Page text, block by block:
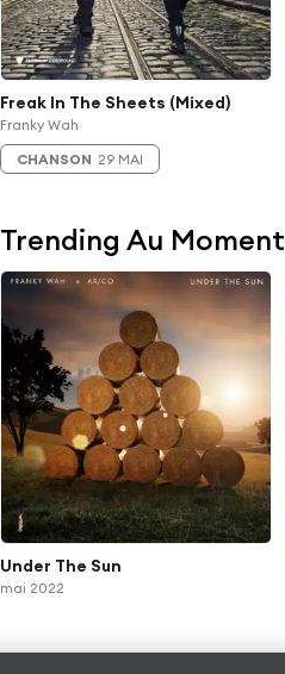
Freak In The Sheets (Mixed)
Franky Wah
CHANSON 29 MAI
Trending Au Moment
Under The Sun
mai 2022